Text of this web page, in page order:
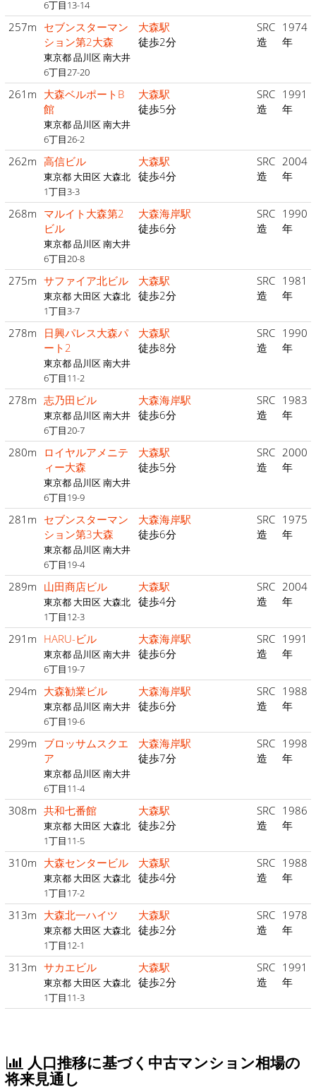
6丁目13-14
257m セブンスターマン
ション第2大森
東京都 品川区 南大井
6丁目27-20
大森駅
徒歩2分
SRC
造
1974
年
261m 大森ベルポートB
館
東京都 品川区 南大井
6丁目26-2
大森駅
徒歩5分
SRC
造
1991
年
262m 高信ビル
東京都 大田区 大森北
1丁目3-3
大森駅
徒歩4分
SRC
造
2004
年
268m マルイト大森第2
ビル
東京都 品川区 南大井
6丁目20-8
大森海岸駅
徒歩6分
SRC
造
1990
年
275m サファイア北ビル
東京都 大田区 大森北
1丁目3-7
大森駅
徒歩2分
SRC
造
1981
年
278m
日興パレス大森パ
ート2
東京都 品川区 南大井
6丁目11-2
大森駅
徒歩8分
SRC
造
1990
年
278m 志乃田ビル
東京都 品川区 南大井
6丁目20-7
大森海岸駅
徒歩6分
SRC
造
1983
年
280m
ロイヤルアメニテ
ィー大森
東京都 品川区 南大井
6丁目19-9
大森駅
徒歩5分
SRC
造
2000
年
281m セブンスターマン
ション第3大森
東京都 品川区 南大井
6丁目19-4
大森海岸駅
徒歩6分
SRC
造
1975
年
289m 山田商店ビル
東京都 大田区 大森北
1丁目12-3
大森駅
徒歩4分
SRC
造
2004
年
291m HARU-ビル
東京都 品川区 南大井
6丁目19-7
大森海岸駅
徒歩6分
SRC
造
1991
年
294m 大森勧業ビル
東京都 品川区 南大井
6丁目19-6
大森海岸駅
徒歩6分
SRC
造
1988
年
299m ブロッサムスクエ
ア
東京都 品川区 南大井
6丁目11-4
大森海岸駅
徒歩7分
SRC
造
1998
年
308m 共和七番館
東京都 大田区 大森北
1丁目11-5
大森駅
徒歩2分
SRC
造
1986
年
310m 大森センタービル
東京都 大田区 大森北
1丁目17-2
大森駅
徒歩4分
SRC
造
1988
年
313m 大森北一ハイツ
東京都 大田区 大森北
1丁目12-1
大森駅
徒歩2分
SRC
造
1978
年
313m サカエビル
東京都 大田区 大森北
1丁目11-3
大森駅
徒歩2分
SRC
造
1991
年
人口推移に基づく中古マンション相場の
将来見通し